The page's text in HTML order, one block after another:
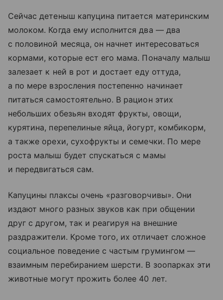
Сейчас детеныш капуцина питается материнским
молоком. Когда ему исполнится два — два
с половиной месяца, он начнет интересоваться
кормами, которые ест его мама. Поначалу малыш
залезает к ней в рот и достает еду оттуда,
а по мере взросления постепенно начинает
питаться самостоятельно. В рацион этих
небольших обезьян входят фрукты, овощи,
курятина, перепелиные яйца, йогурт, комбикорм,
а также орехи, сухофрукты и семечки. По мере
роста малыш будет спускаться с мамы
и передвигаться сам.
Капуцины плаксы очень «разговорчивы». Они
издают много разных звуков как при общении
друг с другом, так и реагируя на внешние
раздражители. Кроме того, их отличает сложное
социальное поведение с частым грумингом —
взаимным перебиранием шерсти. В зоопарках эти
животные могут прожить более 40 лет.